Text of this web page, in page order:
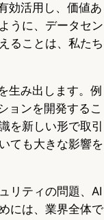
効活用し、価値あ
うに、データセン
ることは、私たち
生み出します。例
ョンを開発するこ
を新しい形で取引
ても大きな影響を
リティの問題、AI
には、業界全体で